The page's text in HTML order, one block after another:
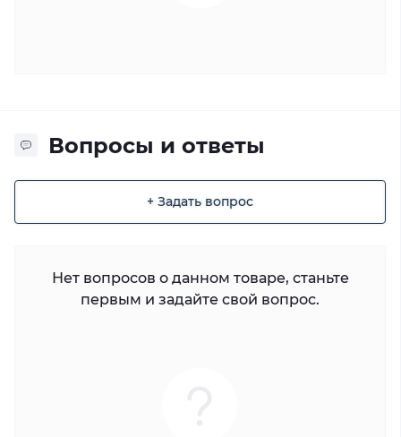
Вопросы и ответы
+ Задать вопрос
Нет вопросов о данном товаре, станьте
первым и задайте свой вопрос.